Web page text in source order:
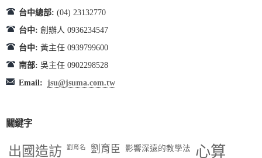
台中總部: (04) 23132770
台中: 創辦人 0936234547
台中: 黃主任 0939799600
南部: 吳主任 0902298528
Email: jsu@jsuma.com.tw
關鍵字
出國造訪 劉育名 劉育臣 影響深遠的教學法 心算